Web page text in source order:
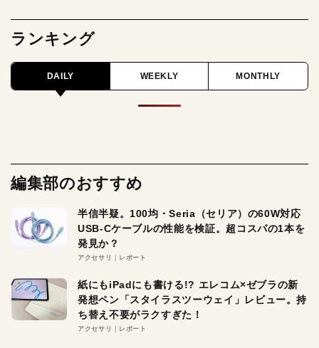
ランキング
DAILY WEEKLY MONTHLY
編集部のおすすめ
半信半疑。100均・Seria（セリア）の60W対応
USB-Cケーブルの性能を検証。超コスパの1本を
発見か？
アクセサリ レポート
紙にもiPadにも書ける!? エレコム×ゼブラの新
発想ペン「スタイラスツーウェイ」レビュー。持
ち替え不要がラクすぎた！
アクセサリ レポート